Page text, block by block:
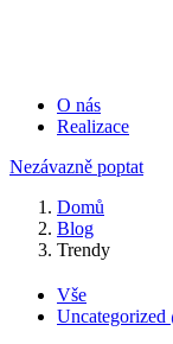
O nás
Realizace
Nezávazně poptat
Domů
Blog
Trendy
Vše
Uncategorized